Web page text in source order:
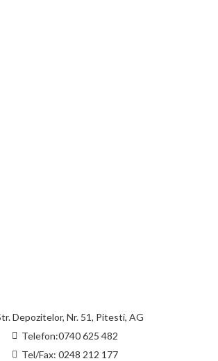
Depozitelor, Nr. 51, Pitesti, AG
Telefon:0740 625 482
Tel/Fax: 0248 212 177